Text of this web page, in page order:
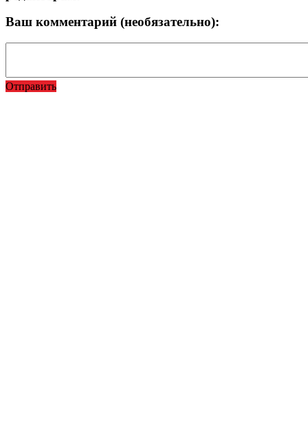
Ваш комментарий (необязательно):
Отправить